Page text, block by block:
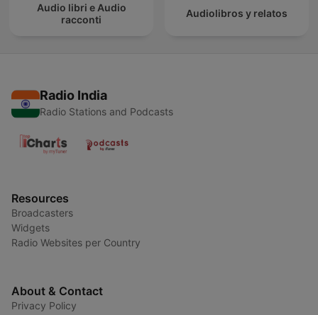
Audio libri e Audio
racconti
Audiolibros y relatos
Radio India
Radio Stations and Podcasts
Resources
Broadcasters
Widgets
Radio Websites per Country
About & Contact
Privacy Policy